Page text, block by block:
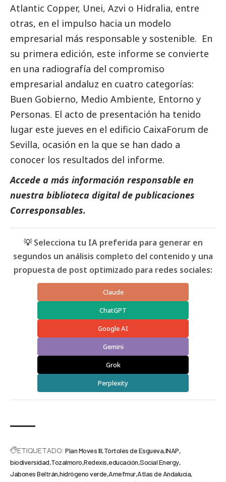
Atlantic Copper, Unei, Azvi o Hidralia, entre
otras, en el impulso hacia un modelo
empresarial más responsable y sostenible. En
su primera edición, este informe se convierte
en una radiografía del compromiso
empresarial andaluz en cuatro categorías:
Buen Gobierno, Medio Ambiente, Entorno y
Personas. El acto de presentación ha tenido
lugar este jueves en el edificio CaixaForum de
Sevilla, ocasión en la que se han dado a
conocer los resultados del informe.
Accede a más información responsable en
nuestra biblioteca digital de publicaciones
Corresponsables.
💡 Selecciona tu IA preferida para generar en
segundos un análisis completo del contenido y una
propuesta de post optimizado para redes sociales:
Claude
ChatGPT
Google AI
Gemini
Grok
Perplexity
ETIQUETADO: Plan Moves III Tórtoles de Esgueva INAP
biodiversidad Tozalmoro Redexis educación Social Energy
Jabones Beltrán hidrógeno verde Amefmur Atlas de Andalucía